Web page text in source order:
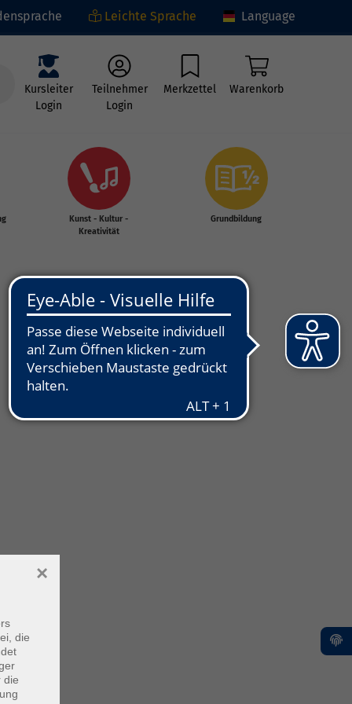
Leichte Sprache Language
Kursleiter
Login
Teilnehmer
Login
Merkzettel Warenkorb
Kunst - Kultur -
Kreativität
Grundbildung
die
die
×